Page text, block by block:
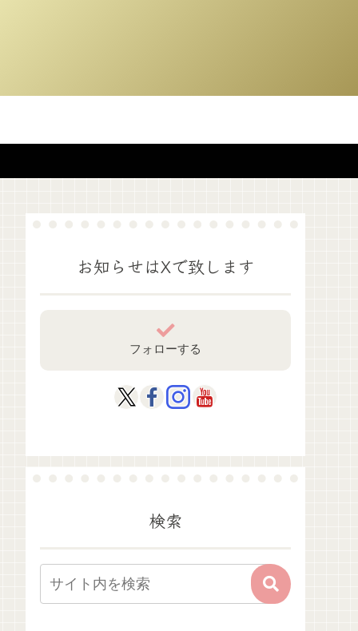
お知らせはXで致します
フォローする
検索